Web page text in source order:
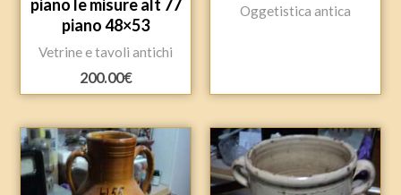
piano le misure alt 77
piano 48×53
Vetrine e tavoli antichi
200.00€
Oggetistica antica